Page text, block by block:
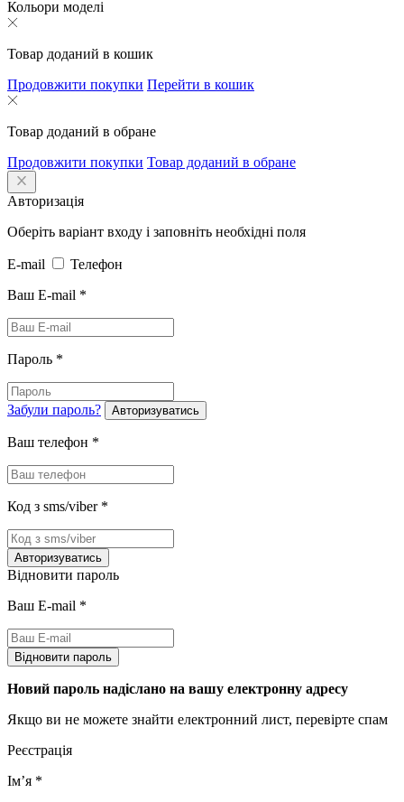
Кольори моделі
Товар доданий в кошик
Продовжити покупки Перейти в кошик
Товар доданий в обране
Продовжити покупки Товар доданий в обране
Авторизація
Оберіть варіант входу і заповніть необхідні поля
E-mail
Телефон
Ваш E-mail *
Пароль *
Забули пароль? Авторизуватись
Ваш телефон *
Код з sms/viber *
Авторизуватись
Відновити пароль
Ваш E-mail *
Відновити пароль
Новий пароль надіслано на вашу електронну адресу
Якщо ви не можете знайти електронний лист, перевірте спам
Реєстрація
Імʼя *